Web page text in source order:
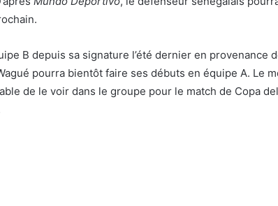
B depuis sa signature l’été dernier en provenance
pourra bientôt faire ses débuts en équipe A. Le
de le voir dans le groupe pour le match de Copa